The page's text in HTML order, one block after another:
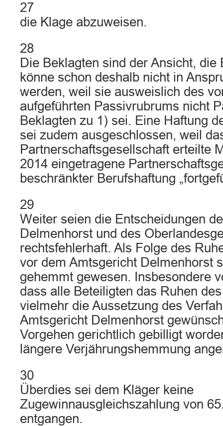
27
die Klage abzuweisen.
28
Die Beklagten sind der Ansicht, die
könne schon deshalb nicht in
werden, weil sie ausweislich des
aufgeführten Passivrubrums nicht
Beklagten zu 1) sei. Eine Haftung
sei zudem ausgeschlossen, weil
Partnerschaftsgesellschaft erteilte
2014 eingetragene
beschränkter Berufshaftung
29
Weiter seien die Entscheidungen
Delmenhorst und des
rechtsfehlerhaft. Als Folge des
vor dem Amtsgericht Delmenhorst
gehemmt gewesen. Insbesondere
dass alle Beteiligten das Ruhen
vielmehr die Aussetzung des
Amtsgericht Delmenhorst
Vorgehen gerichtlich gebilligt
längere Verjährungshemmung
30
Überdies sei dem Kläger keine
Zugewinnausgleichszahlung von
entgangen.